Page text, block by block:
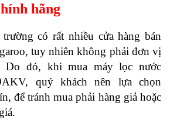
hãng
có rất nhiều cửa hàng bán
tuy nhiên không phải đơn vị
Do đó, khi mua máy lọc nước
quý khách nên lựa chọn
để tránh mua phải hàng giả hoặc